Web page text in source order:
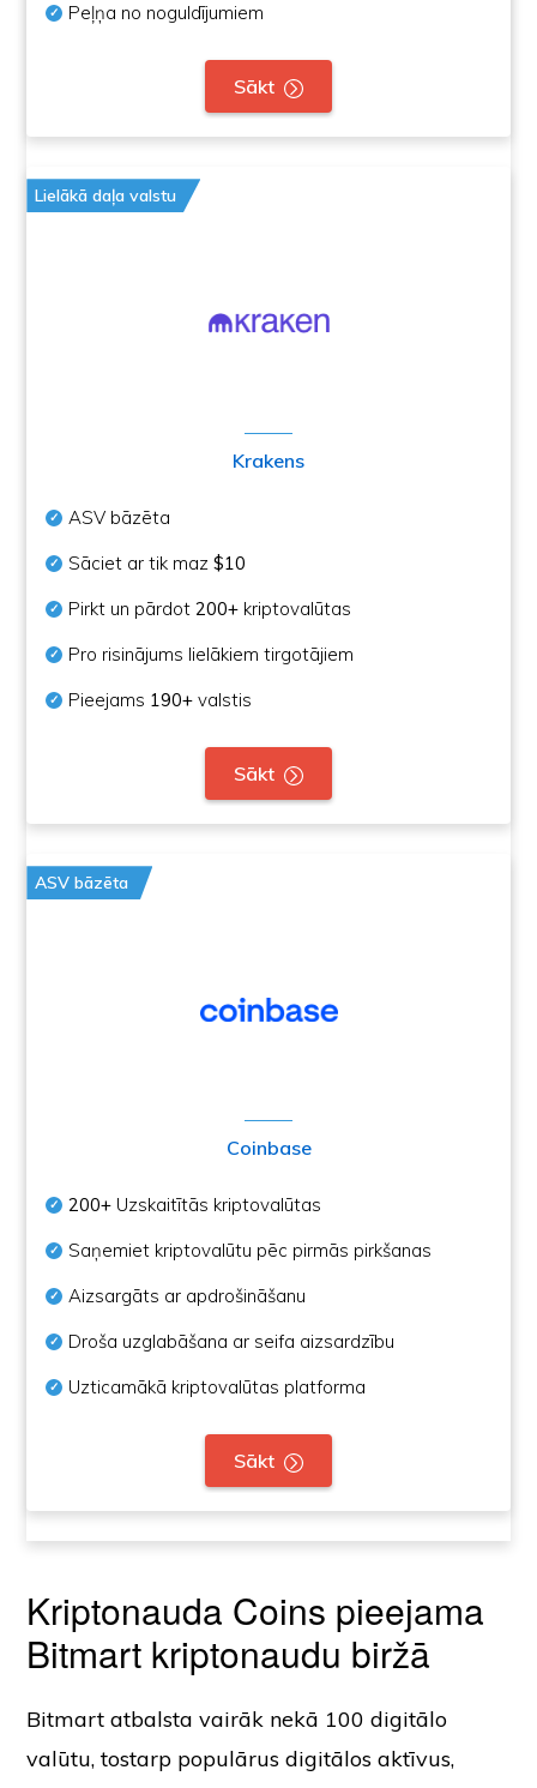
Peļņa no noguldījumiem
Sākt
Lielākā daļa valstu
Krakens
ASV bāzēta
Sāciet ar tik maz$10
Pirkt un pārdot200+ kriptovalūtas
Pro risinājums lielākiem tirgotājiem
Pieejams 190+ valstis
Sākt
ASV bāzēta
Coinbase
200+ Uzskaitītās kriptovalūtas
Saņemiet kriptovalūtu pēc pirmās pirkšanas
Aizsargāts ar apdrošināšanu
Droša uzglabāšana ar seifa aizsardzību
Uzticamākā kriptovalūtas platforma
Sākt
Kriptonauda Coins pieejama
Bitmart kriptonaudu biržā
Bitmart atbalsta vairāk nekā 100 digitālo
valūtu, tostarp populārus digitālos aktīvus,